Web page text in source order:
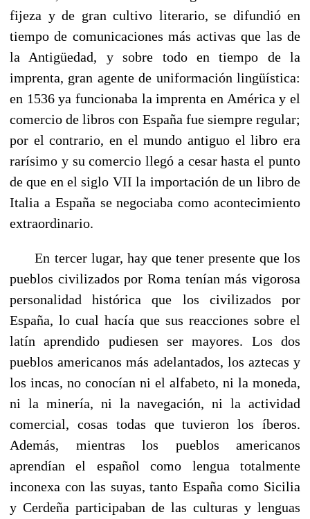
fijeza y de gran cultivo literario, se difundió en
tiempo de comunicaciones más activas que las de
la Antigüedad, y sobre todo en tiempo de la
imprenta, gran agente de uniformación lingüística:
en 1536 ya funcionaba la impren­ta en América y el
comercio de libros con España fue siempre regular;
por el contrario, en el mundo antiguo el libro era
rarísimo y su comercio llegó a cesar hasta el pun­to
de que en el siglo VII la importación de un libro de
Italia a España se negociaba como acontecimiento
extraor­dinario.
En tercer lugar, hay que tener presente que los
pueblos civilizados por Roma tenían más vigorosa
personalidad his­tórica que los civilizados por
España, lo cual hacía que sus reacciones sobre el
latín aprendido pudiesen ser mayores. Los dos
pueblos americanos más adelantados, los aztecas y
los incas, no conocían ni el alfabeto, ni la moneda,
ni la minería, ni la navegación, ni la actividad
comercial, cosas todas que tuvieron los íberos.
Además, mientras los pueblos americanos
aprendían el español como lengua totalmente
inconexa con las suyas, tanto España como Si­cilia
y Cerdeña participaban de las culturas y lenguas